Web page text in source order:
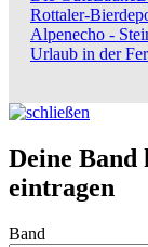
Rottaler-
Alpenecho -
Urlaub in der
Deine Band
eintragen
Band